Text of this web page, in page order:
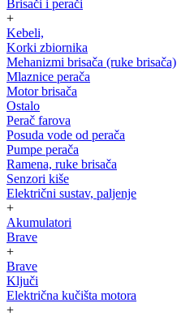
Brisači i perači
+
Kebeli,
Korki zbiornika
Mehanizmi brisača (ruke brisača)
Mlaznice perača
Motor brisača
Ostalo
Perač farova
Posuda vode od perača
Pumpe perača
Ramena, ruke brisača
Senzori kiše
Električni sustav, paljenje
+
Akumulatori
Brave
+
Brave
Ključi
Električna kučišta motora
+